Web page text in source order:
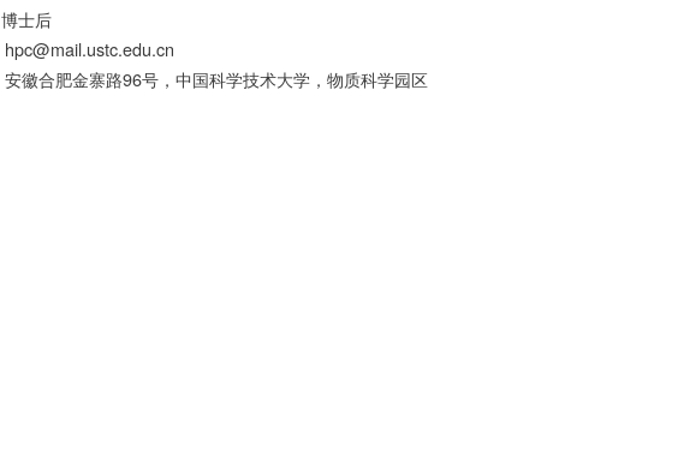
博士后
hpc@mail.ustc.edu.cn
安徽合肥金寨路96号，中国科学技术大学，物质科学园区